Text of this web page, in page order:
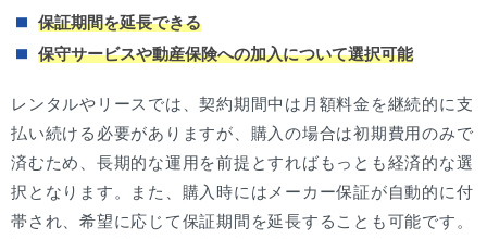
保証期間を延長できる
保守サービスや動産保険への加入について選択可能
レンタルやリースでは、契約期間中は月額料金を継続的に支
払い続ける必要がありますが、購入の場合は初期費用のみで
済むため、長期的な運用を前提とすればもっとも経済的な選
択となります。また、購入時にはメーカー保証が自動的に付
帯され、希望に応じて保証期間を延長することも可能です。